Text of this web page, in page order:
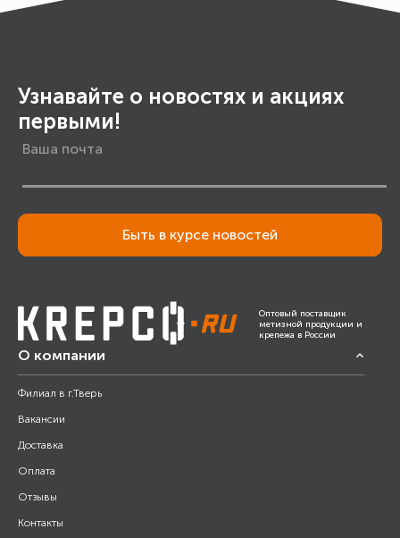
Узнавайте о новостях и акциях
первыми!
Быть в курсе новостей
Оптовый поставщик
метизной продукции и
крепежа в России
О компании
Филиал в г.Тверь
Вакансии
Доставка
Оплата
Отзывы
Контакты